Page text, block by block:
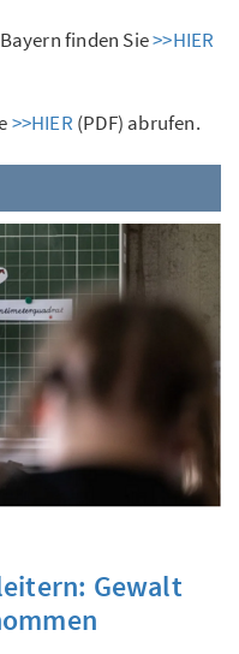
finden Sie>>HIER
>>HIER (PDF) abrufen.
Gewalt